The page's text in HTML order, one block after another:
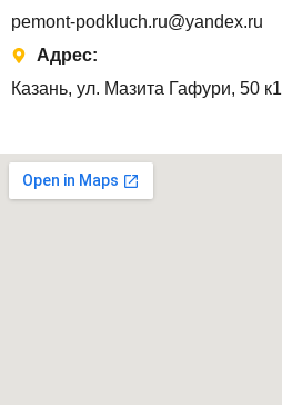
pemont-podkluch.ru@yandex.ru
Адрес:
Казань, ул. Мазита Гафури, 50 к1